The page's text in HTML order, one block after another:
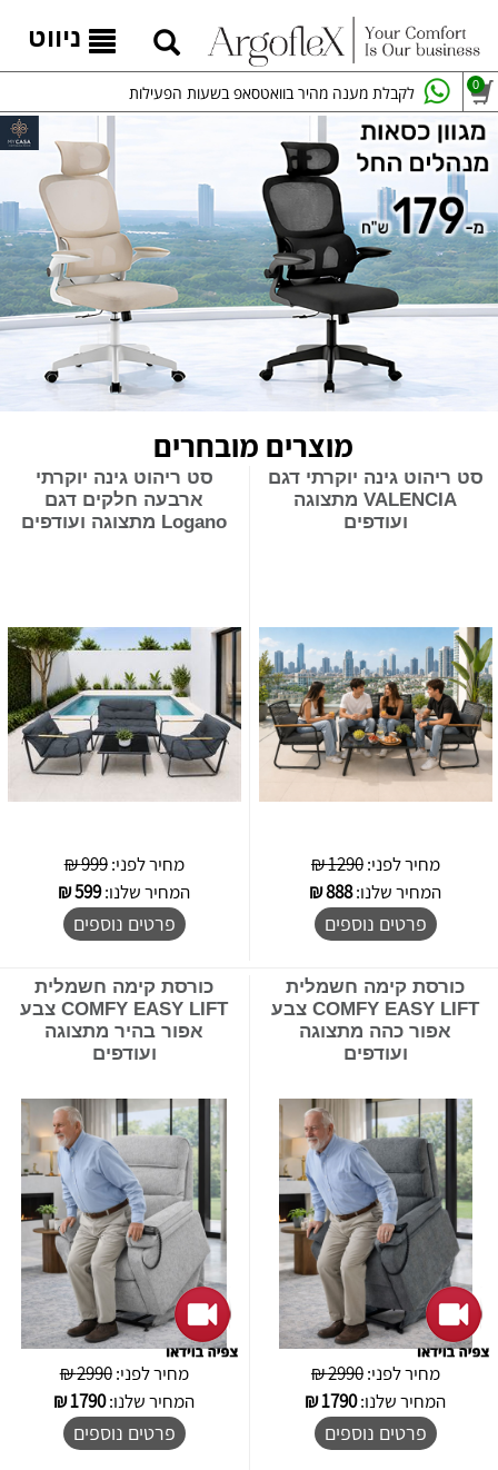
ניווט
לקבלת מענה מהיר בוואטסאפ בשעות הפעילות 0
מוצרים מובחרים
סט ריהוט גינה יוקרתי דגם
VALENCIA מתצוגה
ועודפים
מחיר לפני:1290 ₪
המחיר שלנו:888
₪
פרטים נוספים
סט ריהוט גינה יוקרתי
ארבעה חלקים דגם
Logano מתצוגה ועודפים
מחיר לפני:999 ₪
המחיר שלנו:599
₪
פרטים נוספים
כורסת קימה חשמלית
COMFY EASY LIFT צבע
אפור כהה מתצוגה
ועודפים
מחיר לפני:2990 ₪
המחיר שלנו:1790
₪
פרטים נוספים
כורסת קימה חשמלית
COMFY EASY LIFT צבע
אפור בהיר מתצוגה
ועודפים
מחיר לפני:2990 ₪
המחיר שלנו:1790
₪
פרטים נוספים